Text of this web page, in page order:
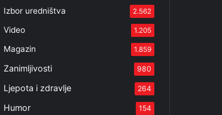
Izbor uredništva 2.562
Video 1.205
Magazin 1.859
Zanimljivosti 980
Ljepota i zdravlje 264
Humor 154